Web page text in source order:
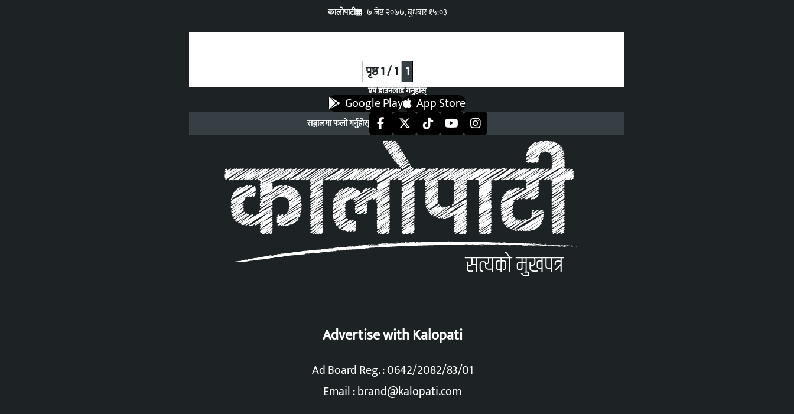
कालोपाटी ७ जेष्ठ २०७७, बुधबार १५:०३
पृष्ठ 1 / 1 1
एप डाउनलोड गर्नुहोस्
Google Play App Store
सञ्जालमा फलो गर्नुहोस्
Advertise with Kalopati
Ad Board Reg. : 0642/2082/83/01
Email :brand@kalopati.com